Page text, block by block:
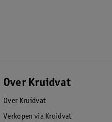
Over Kruidvat
Over Kruidvat
Verkopen via Kruidvat